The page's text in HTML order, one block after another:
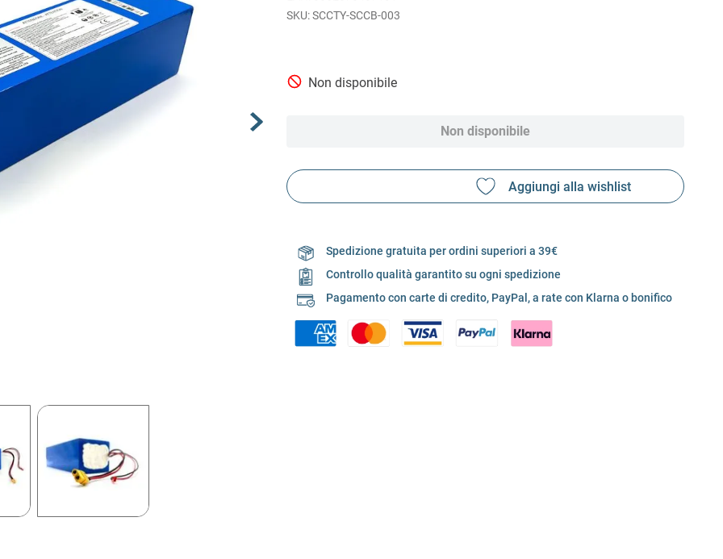
SCCTY-SCCB-003
Non disponibile
Non disponibile
Spedizione gratuita per ordini superiori a 39€
Controllo qualità garantito su ogni spedizione
Pagamento con carte di credito, PayPal, a rate con Klarna o bonifico